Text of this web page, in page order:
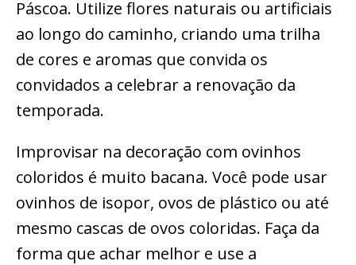
Páscoa. Utilize flores naturais ou artificiais
ao longo do caminho, criando uma trilha
de cores e aromas que convida os
convidados a celebrar a renovação da
temporada.
Improvisar na decoração com ovinhos
coloridos é muito bacana. Você pode usar
ovinhos de isopor, ovos de plástico ou até
mesmo cascas de ovos coloridas. Faça da
forma que achar melhor e use a